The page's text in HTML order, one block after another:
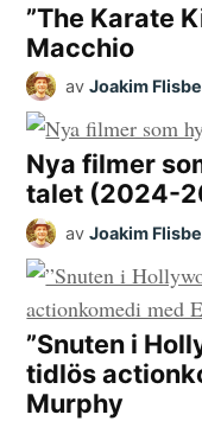
”The Karate
Macchio
av Joakim
Nya filmer
talet (2024-
av Joakim
”Snuten i
tidlös
Murphy